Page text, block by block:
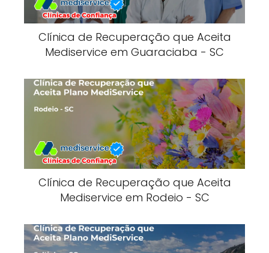
Clínica de Recuperação que Aceita
Mediservice em Guaraciaba - SC
Clínica de Recuperação que Aceita
Mediservice em Rodeio - SC